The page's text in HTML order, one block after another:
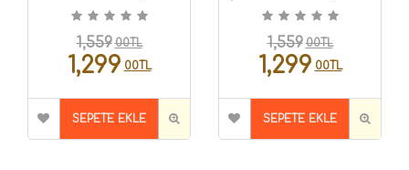
Friends 8696474232122
1,559 00TL
1,299 00TL
DİNAZOR 8696474232121
1,559 00TL
1,299 00TL